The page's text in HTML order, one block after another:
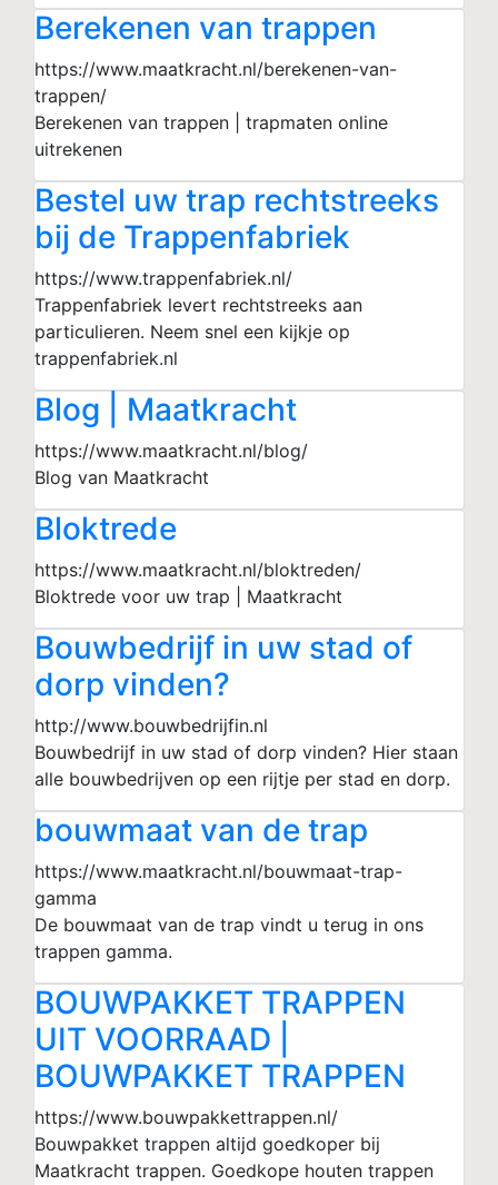
Berekenen van trappen
https://www.maatkracht.nl/berekenen-van-
trappen/
Berekenen van trappen | trapmaten online
uitrekenen
Bestel uw trap rechtstreeks
bij de Trappenfabriek
https://www.trappenfabriek.nl/
Trappenfabriek levert rechtstreeks aan
particulieren. Neem snel een kijkje op
trappenfabriek.nl
Blog | Maatkracht
https://www.maatkracht.nl/blog/
Blog van Maatkracht
Bloktrede
https://www.maatkracht.nl/bloktreden/
Bloktrede voor uw trap | Maatkracht
Bouwbedrijf in uw stad of
dorp vinden?
http://www.bouwbedrijfin.nl
Bouwbedrijf in uw stad of dorp vinden? Hier staan
alle bouwbedrijven op een rijtje per stad en dorp.
bouwmaat van de trap
https://www.maatkracht.nl/bouwmaat-trap-
gamma
De bouwmaat van de trap vindt u terug in ons
trappen gamma.
BOUWPAKKET TRAPPEN
UIT VOORRAAD |
BOUWPAKKET TRAPPEN
https://www.bouwpakkettrappen.nl/
Bouwpakket trappen altijd goedkoper bij
Maatkracht trappen. Goedkope houten trappen